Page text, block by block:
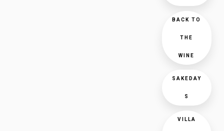
BACK TO
THE
WINE
SAKEDAY
S
VILLA